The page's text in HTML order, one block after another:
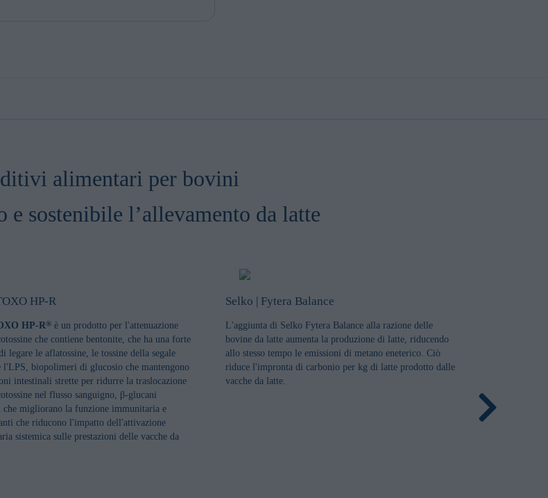
alimentari per bovini
e sostenibile l’allevamento da latte
HP-R
HP-R® è un prodotto per l'attenuazione
che contiene bentonite, che ha una forte
legare le aflatossine, le tossine della segale
l'LPS, biopolimeri di glucosio che mantengono
intestinali strette per ridurre la traslocazione
nel flusso sanguigno, β-glucani
migliorano la funzione immunitaria e
che riducono l'impatto dell'attivazione
sistemica sulle prestazioni delle vacche da
Selko | Fytera Balance
L'aggiunta di Selko Fytera Balance alla razione delle
bovine da latte aumenta la produzione di latte, riducendo
allo stesso tempo le emissioni di metano eneterico. Ciò
riduce l'impronta di carbonio per kg di latte prodotto dalle
vacche da latte.